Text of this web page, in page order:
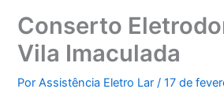
Conserto
Vila Imaculada
PorAssistência Eletro Lar/17 de